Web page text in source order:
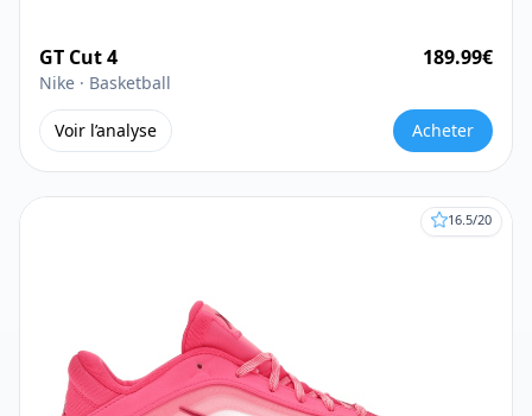
GT Cut 4
Nike · Basketball
189.99€
Voir l’analyse Acheter
16.5/20